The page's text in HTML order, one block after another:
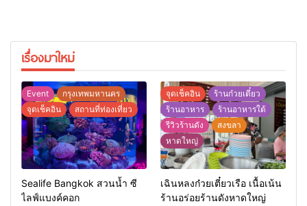
เรื่องมาใหม่
Event
กรุงเทพมหานคร
จุดเช็คอิน
สถานที่ท่องเที่ยว
Sealife Bangkok สวนน้ำ ซี
ไลฟ์แบงค์คอก
จุดเช็คอิน
ร้านก๋วยเตี๋ยว
ร้านอาหาร
ร้านอาหารใต้
รีวิวร้านดัง
สงขลา
หาดใหญ่
เฉินหลงก๋วยเตี๋ยวเรือ เนื้อเน้น
ร้านอร่อยร้านดังหาดใหญ่